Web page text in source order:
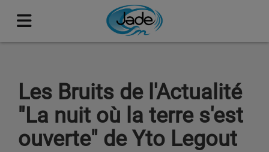
Les Bruits de l'Actualité
"La nuit où la terre s'est
ouverte" de Yto Legout